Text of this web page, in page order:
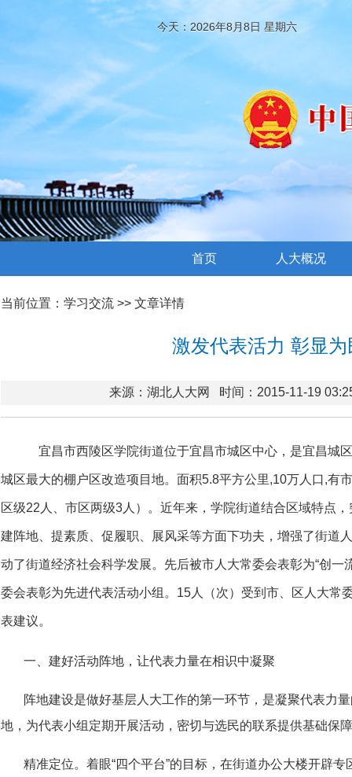
今天：2026年8月8日 星期六
首页 人大概况
当前位置： 学习交流 >> 文章详情
激发代表活力 彰显为
来源：湖北人大网 时间：2015-11-19
宜昌市西陵区学院街道位于宜昌市城区中心，是宜昌城
城区最大的棚户区改造项目地。面积5.8平方公里,10万人口,有
区级22人、市区两级3人）。近年来，学院街道结合区域特点
建阵地、提素质、促履职、展风采等方面下功夫，增强了街道
动了街道经济社会科学发展。先后被市人大常委会表彰为“创一
委会表彰为先进代表活动小组。15人（次）受到市、区人大常
表建议。
一、建好活动阵地，让代表力量在相识中凝聚
阵地建设是做好基层人大工作的第一环节，是凝聚代表力
地，为代表小组定期开展活动，密切与选民的联系提供基础保
精准定位。着眼“四个平台”的目标，在街道办公大楼开辟专